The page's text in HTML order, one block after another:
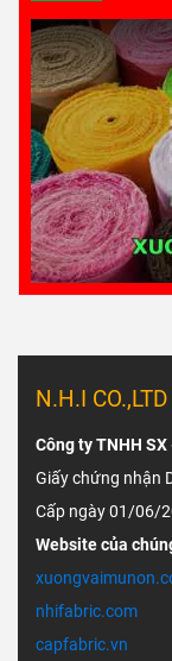
N.H.I CO.,LTD
Công ty TNHH SX
Giấy chứng nhận
Cấp ngày 01/06/
Website của
nhifabric.com
capfabric.vn